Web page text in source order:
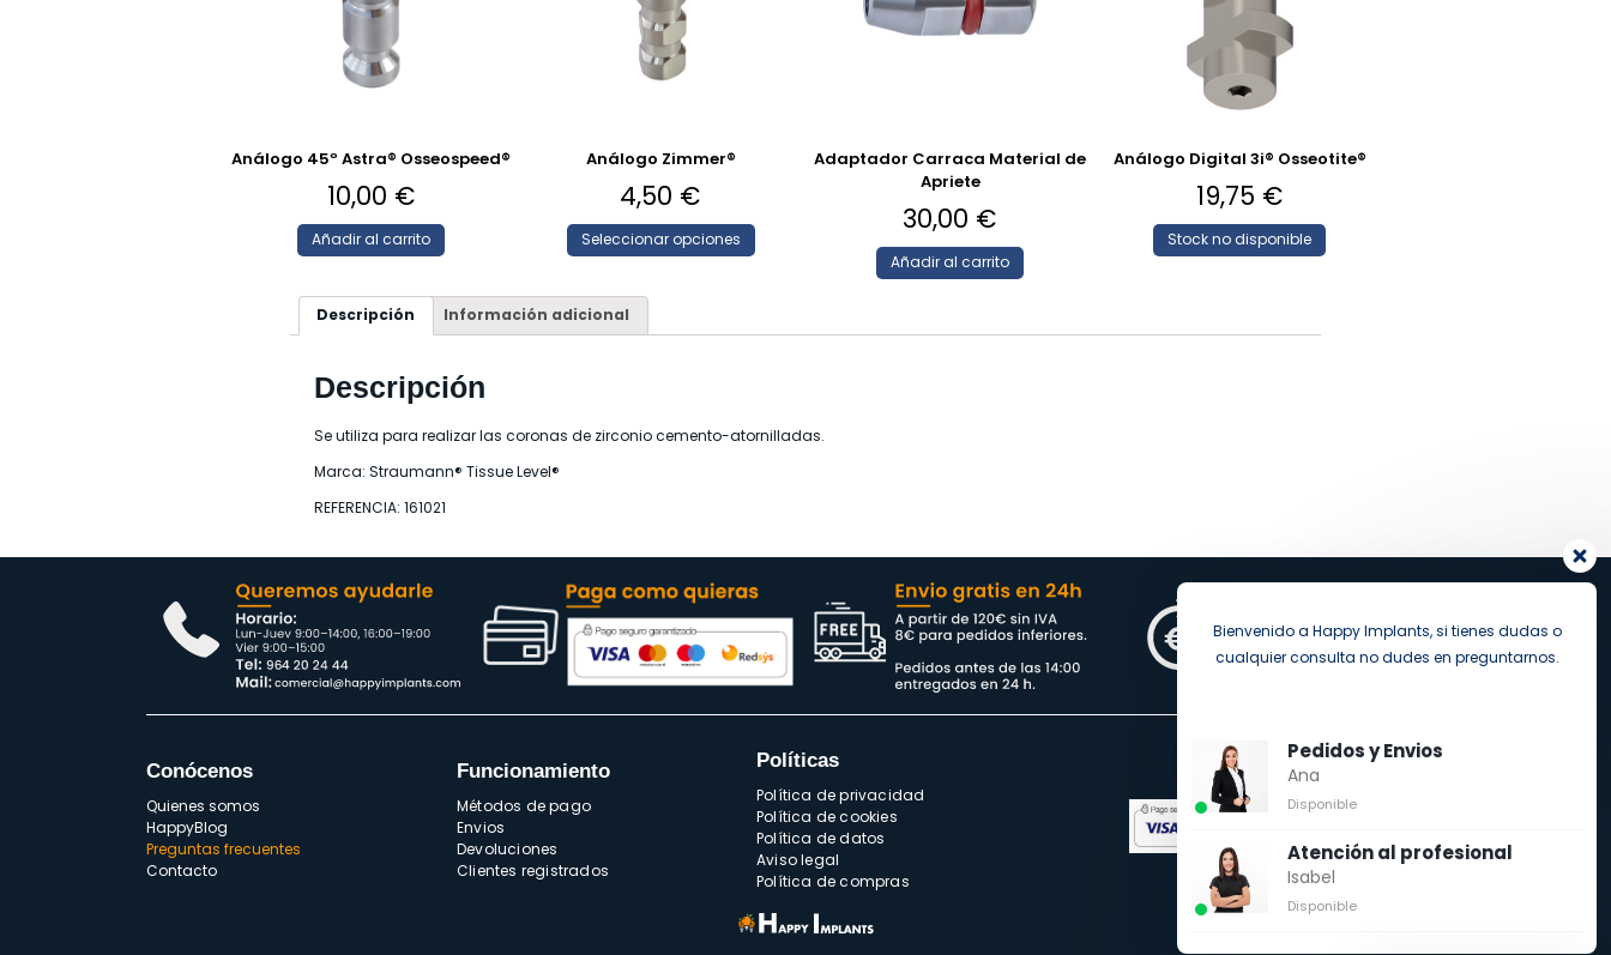
Análogo 45º Astra® Osseospeed®
10,00 €
Añadir al carrito
Análogo Zimmer®
4,50 €
Seleccionar opciones
Adaptador Carraca Material de
Apriete
30,00 €
Añadir al carrito
Análogo Digital 3i® Osseotite®
19,75 €
Stock no disponible
Descripción Información adicional
Descripción
Se utiliza para realizar las coronas de zirconio cemento-atornilladas.
Marca: Straumann® Tissue Level®
REFERENCIA: 161021
Conócenos
Quienes somos
HappyBlog
Preguntas frecuentes
Contacto
Funcionamiento
Métodos de pago
Envios
Devoluciones
Clientes registrados
Políticas
Política de privacidad
Política de cookies
Política de datos
Aviso legal
Política de compras
Pago seguro
Bienvenido a Happy Implants, si tienes dudas o
cualquier consulta no dudes en preguntarnos.
Pedidos y Envios
Ana
Disponible
Atención al profesional
Isabel
Disponible